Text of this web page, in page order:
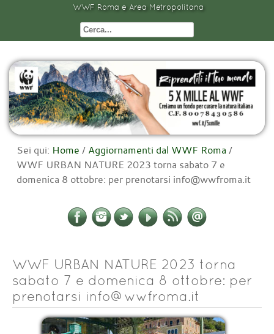
WWF Roma e Area Metropolitana
Sei qui: Home / Aggiornamenti dal WWF Roma /
WWF URBAN NATURE 2023 torna sabato 7 e
domenica 8 ottobre: per prenotarsi info@wwfroma.it
WWF URBAN NATURE 2023 torna
sabato 7 e domenica 8 ottobre: per
prenotarsi info@wwfroma.it